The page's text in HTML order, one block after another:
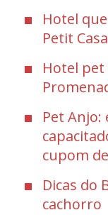
Hotel
Petit
Hotel
Pet
cupom
Dicas do
cachorro